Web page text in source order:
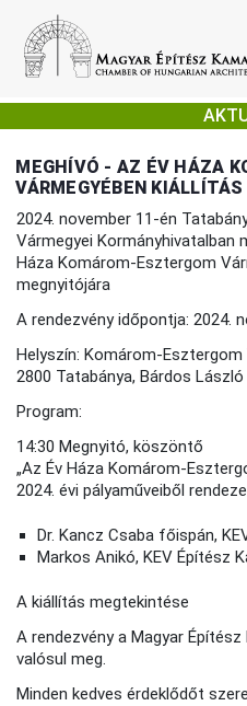
MEGHÍVÓ - AZ ÉV HÁZA
VÁRMEGYÉBEN
2024. november 11-én
Vármegyei Kormányhivatalban
Háza Komárom-Esztergom
megnyitójára
A rendezvény időpontja: 2024.
Helyszín: Komárom-
2800 Tatabánya, Bárdos
Program:
14:30 Megnyitó, köszöntő
„Az Év Háza Komárom-
2024. évi pályaműveiből
Dr. Kancz Csaba főispán,
Markos Anikó, KEV Építész
A kiállítás megtekintése
A rendezvény a Magyar
valósul meg.
Minden kedves érdeklődőt